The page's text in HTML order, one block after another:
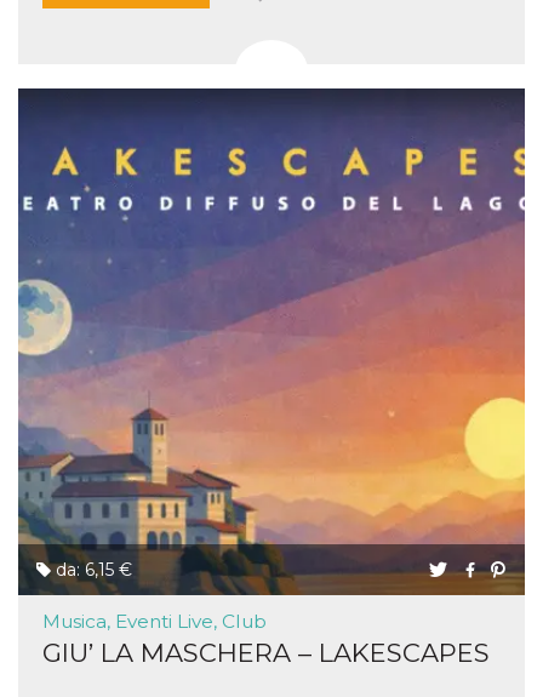
da: 6,15 €
Musica, Eventi Live, Club
GIU’ LA MASCHERA – LAKESCAPES